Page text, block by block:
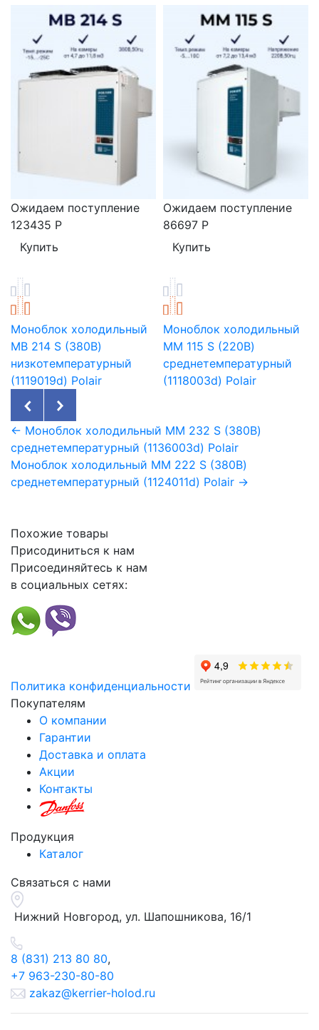
Ожидаем поступление
123435 Р
Моноблок холодильный
MB 214 S (380В)
низкотемпературный
(1119019d) Polair
Ожидаем поступление
86697 Р
Моноблок холодильный
MM 115 S (220В)
среднетемпературный
(1118003d) Polair
← Моноблок холодильный MM 232 S (380В)
среднетемпературный (1136003d) Polair
Моноблок холодильный MM 222 S (380В)
среднетемпературный (1124011d) Polair →
Похожие товары
Присодиниться к нам
Присоединяйтесь к нам
в социальных сетях:
Политика конфиденциальности
Покупателям
О компании
Гарантии
Доставка и оплата
Акции
Контакты
Продукция
Каталог
Связаться с нами
Нижний Новгород, ул. Шапошникова, 16/1
8 (831) 213 80 80,
+7 963-230-80-80
zakaz@kerrier-holod.ru